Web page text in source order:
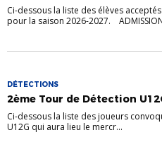
Ci-dessous la liste des élèves
pour la saison 2026-2027.
DÉTECTIONS
2ème Tour de Détection
Ci-dessous la liste des joueurs
U12G qui aura lieu le mercr...